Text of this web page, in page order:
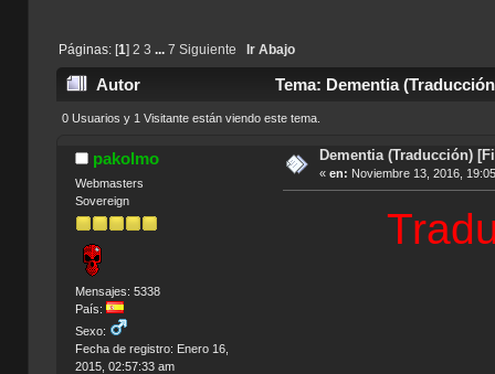
Páginas: [1] 2 3 ... 7 Siguiente Ir Abajo
Autor Tema: Dementia
0 Usuarios y 1 Visitante están viendo este tema.
pakolmo
Webmasters
Sovereign
Mensajes: 5338
País:
Sexo:
Fecha de registro: Enero 16,
2015, 02:57:33 am
Dementia (Traducción)
« en: Noviembre 13, 2016,